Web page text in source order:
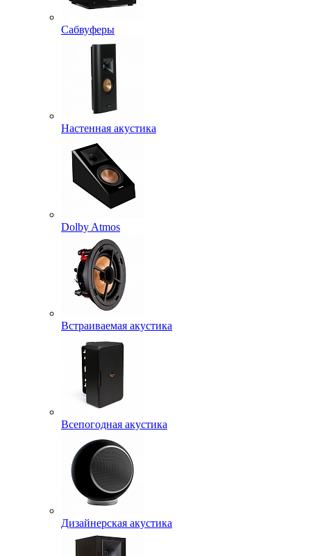
Сабвуферы
Настенная акустика
Dolby Atmos
Встраиваемая акустика
Всепогодная акустика
Дизайнерская акустика